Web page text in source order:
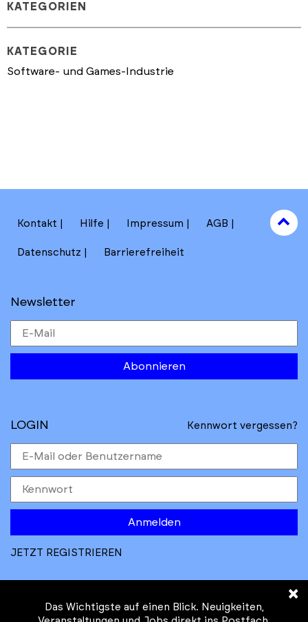
KATEGORIEN
KATEGORIE
Software- und Games-Industrie
Kontakt Hilfe Impressum AGB
Datenschutz Barrierefreiheit
Newsletter
Abonnieren
to
top
LOGIN Kennwort vergessen?
Anmelden
JETZT REGISTRIEREN
×
Das Wichtigste auf einen Blick. Neuigkeiten,